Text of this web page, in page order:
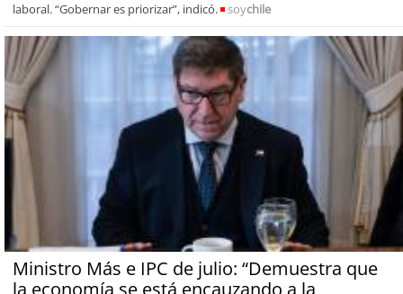
laboral. “Gobernar es priorizar”, indicó.
soychile
Ministro Más e IPC de julio: “Demuestra que
la economía se está encauzando a la